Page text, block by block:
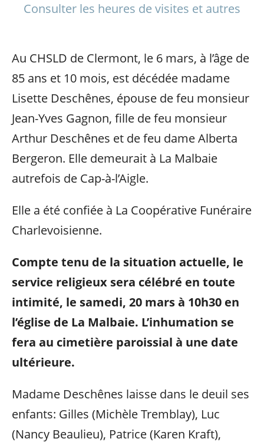
Consulter les heures de visites et autres
Au CHSLD de Clermont, le 6 mars, à l’âge de
85 ans et 10 mois, est décédée madame
Lisette Deschênes, épouse de feu monsieur
Jean-Yves Gagnon, fille de feu monsieur
Arthur Deschênes et de feu dame Alberta
Bergeron. Elle demeurait à La Malbaie
autrefois de Cap-à-l’Aigle.
Elle a été confiée à La Coopérative Funéraire
Charlevoisienne.
Compte tenu de la situation actuelle, le
service religieux sera célébré en toute
intimité, le samedi, 20 mars à 10h30 en
l’église de La Malbaie. L’inhumation se
fera au cimetière paroissial à une date
ultérieure.
Madame Deschênes laisse dans le deuil ses
enfants: Gilles (Michèle Tremblay), Luc
(Nancy Beaulieu), Patrice (Karen Kraft),